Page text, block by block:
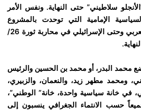
سلاطيني” حتى النهاية. ونفس الأمر
الإمامية التي توحدت بالمشروع
الاستعماري والرجعي العربي وحتى الإسرائيلي في محاربة ثورة 26/
محمد البدر، أو محمد بن الحسين والرئيس
ومحمد مطهر زيد، والنعمان، والزبيري،
في خانة سياسية واحدة، خانة” الوطني”،
حسب الانتماء الجغرافي ينسبون إلى